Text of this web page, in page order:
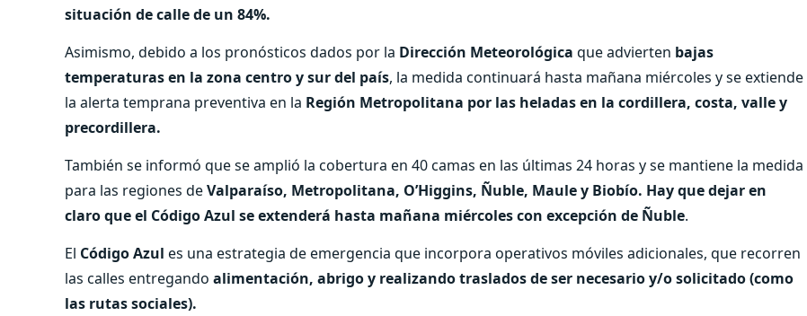
situación de calle de un 84%.
Asimismo, debido a los pronósticos dados por la Dirección Meteorológica que advierten bajas
temperaturas en la zona centro y sur del país, la medida continuará hasta mañana miércoles y se extiende
la alerta temprana preventiva en la Región Metropolitana por las heladas en la cordillera, costa, valle y
precordillera.
También se informó que se amplió la cobertura en 40 camas en las últimas 24 horas y se mantiene la medida
para las regiones deValparaíso, Metropolitana, O’Higgins, Ñuble, Maule y Biobío. Hay que dejar en
claro que el Código Azul se extenderá hasta mañana miércoles con excepción de Ñuble.
El Código Azul es una estrategia de emergencia que incorpora operativos móviles adicionales, que recorren
las calles entregando alimentación, abrigo y realizando traslados de ser necesario y/o solicitado (como
las rutas sociales).